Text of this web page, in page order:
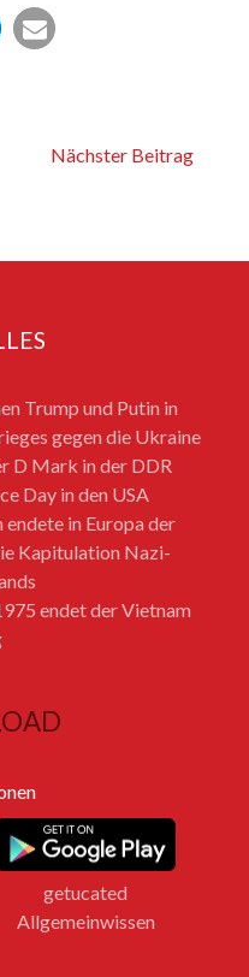
Nächster Beitrag
Trump und Putin in
gegen die Ukraine
D Mark in der DDR
Day in den USA
in Europa der
Kapitulation Nazi-
endet der Vietnam
getucated
Allgemeinwissen